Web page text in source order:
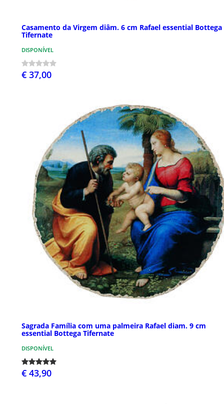
Casamento da Virgem diâm. 6 cm Rafael essential Bottega
Tifernate
DISPONÍVEL
€ 37,00
Sagrada Família com uma palmeira Rafael diam. 9 cm
essential Bottega Tifernate
DISPONÍVEL
€ 43,90